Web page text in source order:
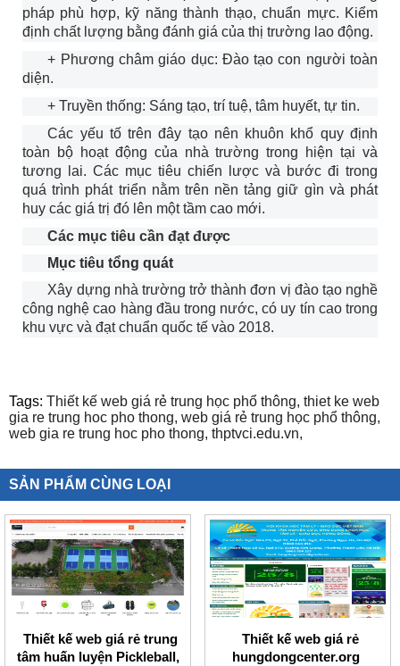
pháp phù hợp, kỹ năng thành thạo, chuẩn mực. Kiểm
định chất lượng bằng đánh giá của thị trường lao động.
+ Phương châm giáo dục: Đào tạo con người toàn
diện.
+ Truyền thống: Sáng tạo, trí tuệ, tâm huyết, tự tin.
Các yếu tố trên đây tạo nên khuôn khổ quy định
toàn bộ hoạt động của nhà trường trong hiện tại và
tương lai. Các mục tiêu chiến lược và bước đi trong
quá trình phát triển nằm trên nền tảng giữ gìn và phát
huy các giá trị đó lên một tầm cao mới.
Các mục tiêu cần đạt được
Mục tiêu tổng quát
Xây dựng nhà trường trở thành đơn vị đào tạo nghề
công nghệ cao hàng đầu trong nước, có uy tín cao trong
khu vực và đạt chuẩn quốc tế vào 2018.
Tags: Thiết kế web giá rẻ trung học phổ thông, thiet ke web
gia re trung hoc pho thong, web giá rẻ trung học phổ thông,
web gia re trung hoc pho thong, thptvci.edu.vn,
SẢN PHẨM CÙNG LOẠI
Thiết kế web giá rẻ trung
tâm huấn luyện Pickleball,
Thiết kế web giá rẻ
hungdongcenter.org